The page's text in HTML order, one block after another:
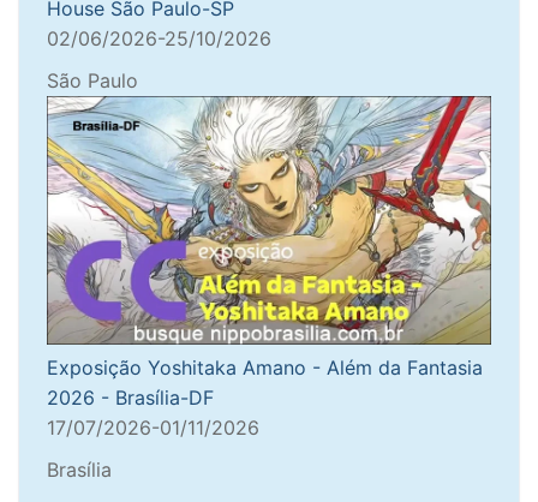
House São Paulo-SP
02/06/2026-25/10/2026
São Paulo
Exposição Yoshitaka Amano - Além da Fantasia
2026 - Brasília-DF
17/07/2026-01/11/2026
Brasília